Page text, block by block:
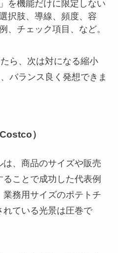
を機能だけに限定しない
択肢、導線、頻度、容
、チェック項目、など。
ら、次は対になる縮小
バランス良く発想できま
）
、商品のサイズや販売
ことで成功した代表例
務用サイズのポテトチ
れている光景は圧巻で